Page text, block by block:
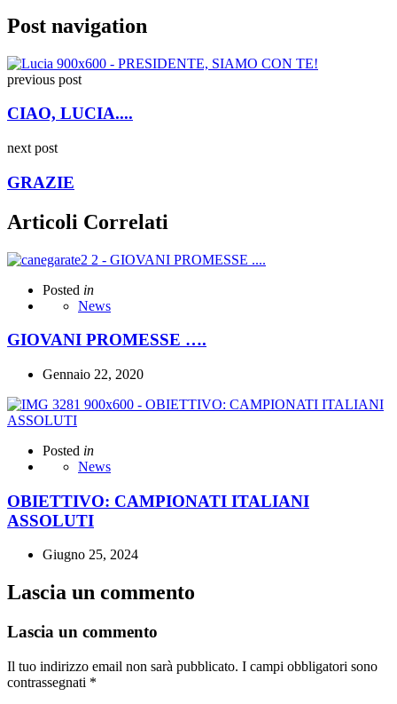
Post navigation
previous post
CIAO, LUCIA....
next post
GRAZIE
Articoli Correlati
Posted in
News
GIOVANI PROMESSE ….
Gennaio 22, 2020
Posted in
News
OBIETTIVO: CAMPIONATI ITALIANI
ASSOLUTI
Giugno 25, 2024
Lascia un commento
Lascia un commento
Il tuo indirizzo email non sarà pubblicato. I campi obbligatori sono
contrassegnati *